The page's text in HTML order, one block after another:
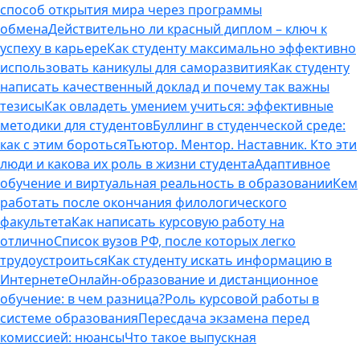
способ открытия мира через программы
обменаДействительно ли красный диплом – ключ к
успеху в карьереКак студенту максимально эффективно
использовать каникулы для саморазвитияКак студенту
написать качественный доклад и почему так важны
тезисыКак овладеть умением учиться: эффективные
методики для студентовБуллинг в студенческой среде:
как с этим боротьсяТьютор. Ментор. Наставник. Кто эти
люди и какова их роль в жизни студентаАдаптивное
обучение и виртуальная реальность в образованииКем
работать после окончания филологического
факультетаКак написать курсовую работу на
отличноСписок вузов РФ, после которых легко
трудоустроитьсяКак студенту искать информацию в
ИнтернетеОнлайн-образование и дистанционное
обучение: в чем разница?Роль курсовой работы в
системе образованияПересдача экзамена перед
комиссией: нюансыЧто такое выпускная